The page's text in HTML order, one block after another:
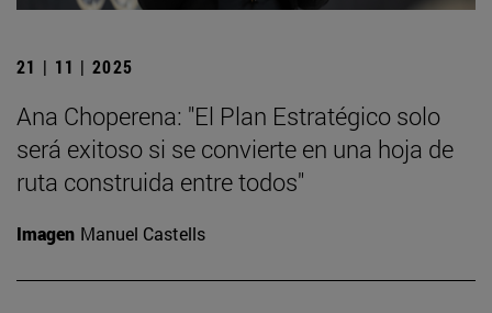
21 | 11 | 2025
Ana Choperena: "El Plan Estratégico solo
será exitoso si se convierte en una hoja de
ruta construida entre todos"
Imagen Manuel Castells